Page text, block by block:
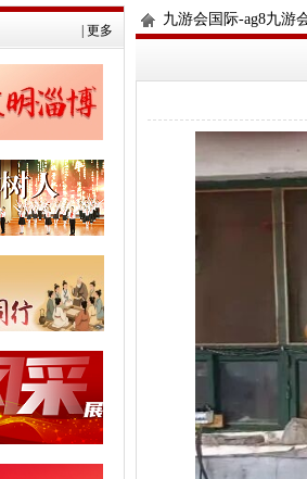
更多
九游会国际-ag8九游